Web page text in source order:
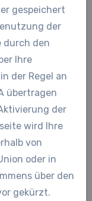
gespeichert
der
durch den
Ihre
der Regel an
übertragen
der
wird Ihre
von
oder in
über den
gekürzt.